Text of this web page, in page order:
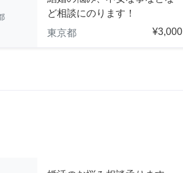
ど相談にのります！
東京都
¥3,000